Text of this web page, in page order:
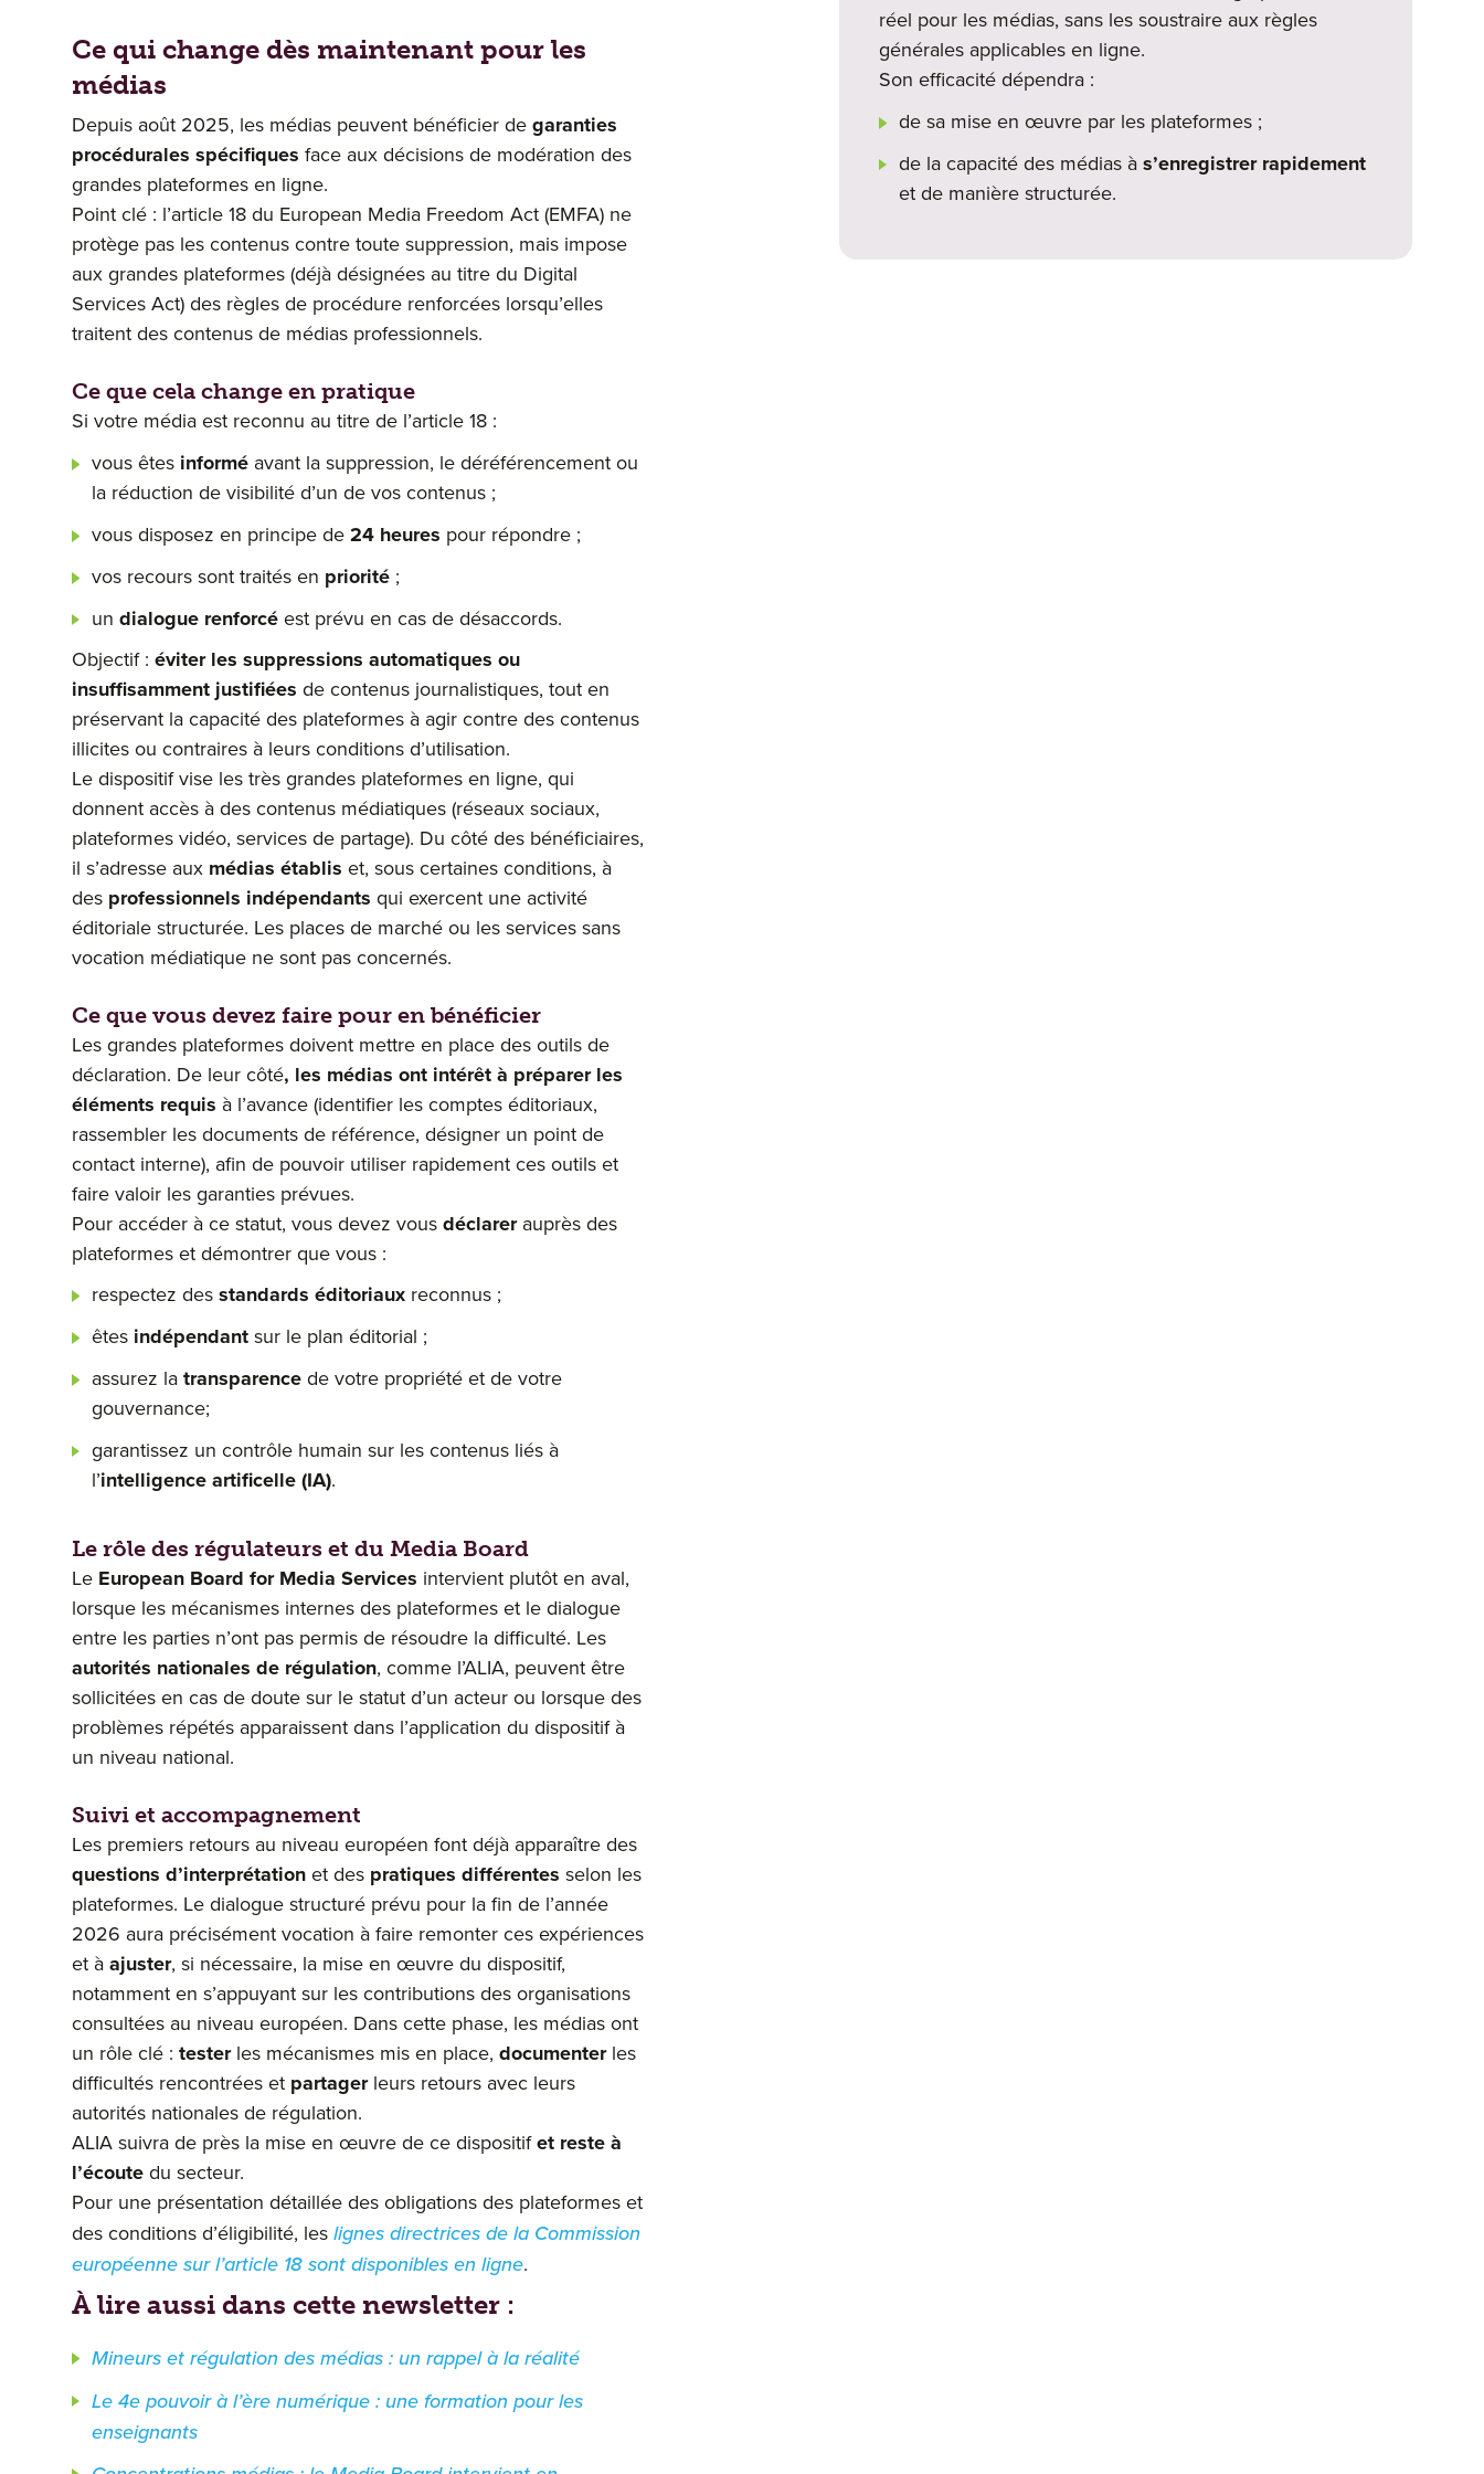
Ce qui change dès maintenant pour les
médias
Depuis août 2025, les médias peuvent bénéficier degaranties
procédurales spécifiques face aux décisions de modération des
grandes plateformes en ligne.
Point clé : l’article 18 du European Media Freedom Act (EMFA) ne
protège pas les contenus contre toute suppression, mais impose
aux grandes plateformes (déjà désignées au titre du Digital
Services Act) des règles de procédure renforcées lorsqu’elles
traitent des contenus de médias professionnels.
Ce que cela change en pratique
Si votre média est reconnu au titre de l’article 18 :
vous êtes informé avant la suppression, le déréférencement ou
la réduction de visibilité d’un de vos contenus ;
vous disposez en principe de24 heures pour répondre ;
vos recours sont traités en priorité ;
un dialogue renforcéest prévu en cas de désaccords.
Objectif : éviter les suppressions automatiques ou
insuffisamment justifiées de contenus journalistiques, tout en
préservant la capacité des plateformes à agir contre des contenus
illicites ou contraires à leurs conditions d’utilisation.
Le dispositif vise les très grandes plateformes en ligne, qui
donnent accès à des contenus médiatiques (réseaux sociaux,
plateformes vidéo, services de partage). Du côté des bénéficiaires,
il s’adresse aux médias établis et, sous certaines conditions, à
des professionnels indépendants qui exercent une activité
éditoriale structurée. Les places de marché ou les services sans
vocation médiatique ne sont pas concernés.
Ce que vous devez faire pour en bénéficier
Les grandes plateformes doivent mettre en place des outils de
déclaration. De leur côté, les médias ont intérêt à préparer les
éléments requis à l’avance (identifier les comptes éditoriaux,
rassembler les documents de référence, désigner un point de
contact interne), afin de pouvoir utiliser rapidement ces outils et
faire valoir les garanties prévues.
Pour accéder à ce statut, vous devez vousdéclarerauprès des
plateformes et démontrer que vous :
respectez desstandards éditoriaux reconnus ;
êtes indépendantsur le plan éditorial ;
assurez latransparencede votre propriété et de votre
gouvernance;
garantissez un contrôle humain sur les contenus liés à
l’intelligence artificelle (IA).
Le rôle des régulateurs et du Media Board
Le European Board for Media Services intervient plutôt en aval,
lorsque les mécanismes internes des plateformes et le dialogue
entre les parties n’ont pas permis de résoudre la difficulté. Les
autorités nationales de régulation, comme l’ALIA, peuvent être
sollicitées en cas de doute sur le statut d’un acteur ou lorsque des
problèmes répétés apparaissent dans l’application du dispositif à
un niveau national.
Suivi et accompagnement
Les premiers retours au niveau européen font déjà apparaître des
questions d’interprétationet des pratiques différentes selon les
plateformes. Le dialogue structuré prévu pour la fin de l’année
2026 aura précisément vocation à faire remonter ces expériences
et àajuster, si nécessaire, la mise en œuvre du dispositif,
notamment en s’appuyant sur les contributions des organisations
consultées au niveau européen. Dans cette phase, les médias ont
un rôle clé : testerles mécanismes mis en place, documenterles
difficultés rencontrées et partagerleurs retours avec leurs
autorités nationales de régulation.
ALIA suivra de près la mise en œuvre de ce dispositifet reste à
l’écoutedu secteur.
Pour une présentation détaillée des obligations des plateformes et
des conditions d’éligibilité, les lignes directrices de la Commission
européenne sur l’article 18 sont disponibles en ligne.
réel pour les médias, sans les soustraire aux règles
générales applicables en ligne.
Son efficacité dépendra :
de sa mise en œuvre par les plateformes ;
de la capacité des médias às’enregistrer rapidement
et de manière structurée.
À lire aussi dans cette newsletter :
Mineurs et régulation des médias : un rappel à la réalité
Le 4e pouvoir à l’ère numérique : une formation pour les
enseignants